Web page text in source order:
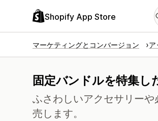
Shopify App Store
マーケティングとコンバージョン ア
固定バンドルを特集し
ふさわしいアクセサリー
売します。